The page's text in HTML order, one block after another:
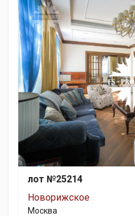
лот №25214
Новорижское
Москва